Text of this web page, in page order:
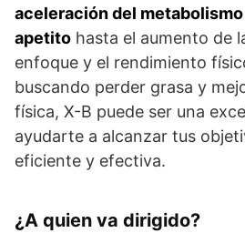
aceleración del
apetito hasta el aumento de
enfoque y el rendimiento
buscando perder grasa y
física, X-B puede ser una
ayudarte a alcanzar tus
eficiente y efectiva.
¿A quien va dirigido?